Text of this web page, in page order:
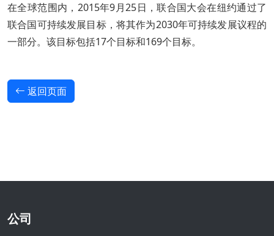
在全球范围内，2015年9月25日，联合国大会在纽约通过了
联合国可持续发展目标，将其作为2030年可持续发展议程的
一部分。该目标包括17个目标和169个目标。
返回页面
公司